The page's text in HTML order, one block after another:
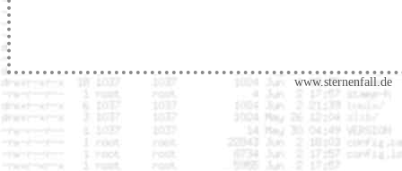
www.sternenfall.de